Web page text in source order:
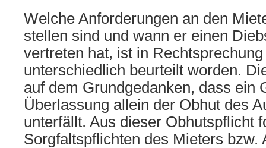
Welche Anforderungen an den
stellen sind und wann er einen
vertreten hat, ist in
unterschiedlich beurteilt worden.
auf dem Grundgedanken, dass ein
Überlassung allein der Obhut des
unterfällt. Aus dieser Obhutspflicht
Sorgfaltspflichten des Mieters bzw.